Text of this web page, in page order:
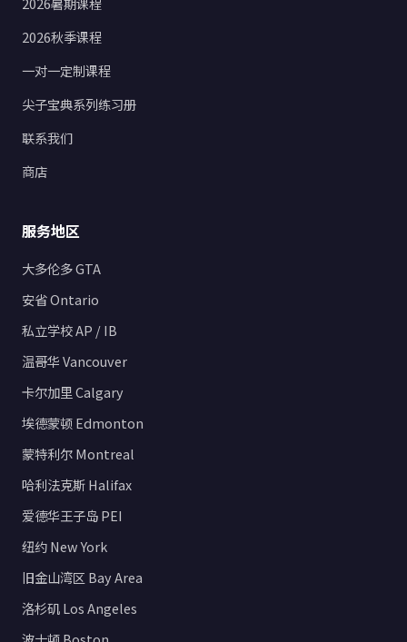
2026秋季课程
一对一定制课程
尖子宝典系列练习册
联系我们
商店
服务地区
大多伦多 GTA
安省 Ontario
私立学校 AP / IB
温哥华 Vancouver
卡尔加里 Calgary
埃德蒙顿 Edmonton
蒙特利尔 Montreal
哈利法克斯 Halifax
爱德华王子岛 PEI
纽约 New York
旧金山湾区 Bay Area
洛杉矶 Los Angeles